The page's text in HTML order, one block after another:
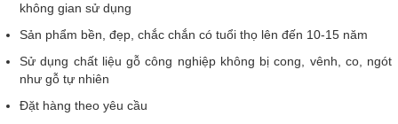
không gian sử dụng
Sản phẩm bền, đẹp, chắc chắn có tuổi thọ lên đến 10-15 năm
Sử dụng chất liệu gỗ công nghiệp không bị cong, vênh, co, ngót
như gỗ tự nhiên
Đặt hàng theo yêu cầu